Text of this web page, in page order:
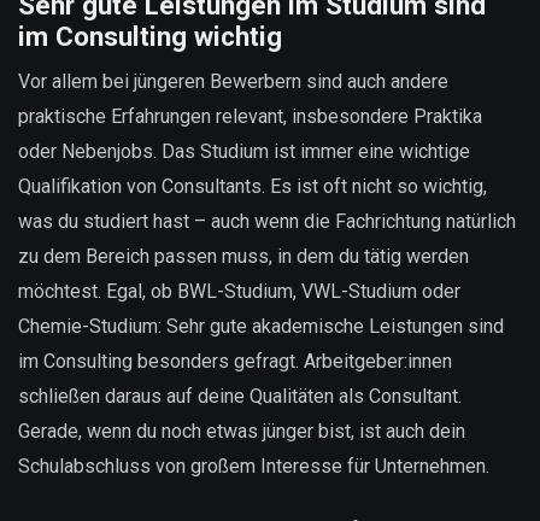
im Consulting wichtig
Vor allem bei jüngeren Bewerbern sind auch andere
praktische Erfahrungen relevant, insbesondere Praktika
oder Nebenjobs. Das Studium ist immer eine wichtige
Qualifikation von Consultants. Es ist oft nicht so wichtig,
was du studiert hast – auch wenn die Fachrichtung natürlich
zu dem Bereich passen muss, in dem du tätig werden
möchtest. Egal, ob BWL-Studium, VWL-Studium oder
Chemie-Studium: Sehr gute akademische Leistungen sind
im Consulting besonders gefragt. Arbeitgeber:innen
schließen daraus auf deine Qualitäten als Consultant.
Gerade, wenn du noch etwas jünger bist, ist auch dein
Schulabschluss von großem Interesse für Unternehmen.